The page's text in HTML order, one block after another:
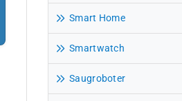
Smart Home
Smartwatch
Saugroboter